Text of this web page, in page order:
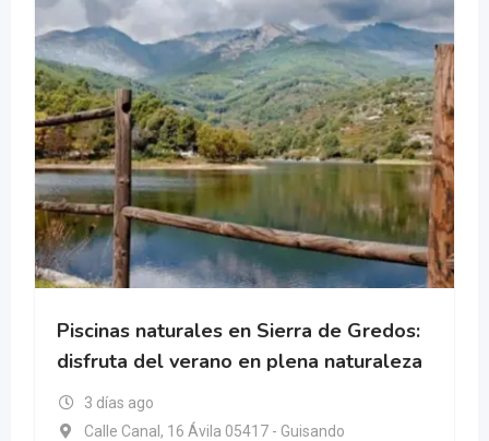
Piscinas naturales en Sierra de Gredos:
disfruta del verano en plena naturaleza
3 días ago
Calle Canal, 16 Ávila 05417 - Guisando